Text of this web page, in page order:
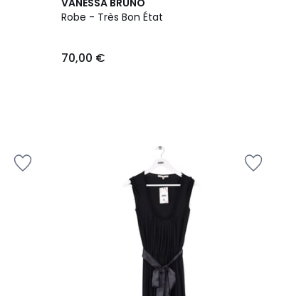
VANESSA BRUNO
Robe - Très Bon État
70,00 €